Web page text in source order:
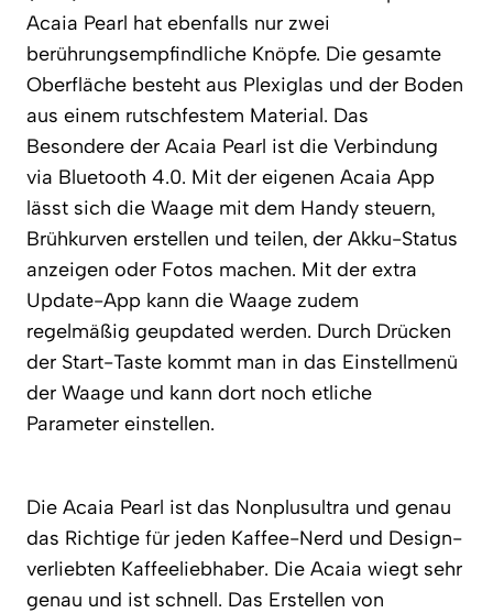
Acaia Pearl hat ebenfalls nur zwei
berührungsempfindliche Knöpfe. Die gesamte
Oberfläche besteht aus Plexiglas und der Boden
aus einem rutschfestem Material. Das
Besondere der Acaia Pearl ist die Verbindung
via Bluetooth 4.0. Mit der eigenen Acaia App
lässt sich die Waage mit dem Handy steuern,
Brühkurven erstellen und teilen, der Akku-Status
anzeigen oder Fotos machen. Mit der extra
Update-App kann die Waage zudem
regelmäßig geupdated werden. Durch Drücken
der Start-Taste kommt man in das Einstellmenü
der Waage und kann dort noch etliche
Parameter einstellen.
Die Acaia Pearl ist das Nonplusultra und genau
das Richtige für jeden Kaffee-Nerd und Design-
verliebten Kaffeeliebhaber. Die Acaia wiegt sehr
genau und ist schnell. Das Erstellen von